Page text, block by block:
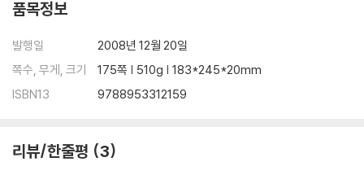
품목정보
발행일
2008년 12월 20일
쪽수, 무게, 크기
175쪽 | 510g | 183*245*20mm
ISBN13
9788953312159
리뷰/한줄평 3